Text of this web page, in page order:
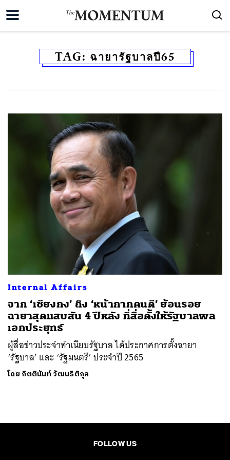
TAG: ฉายารัฐบาลปี65
Internal Affairs
จาก ‘เชียงกง’ ถึง ‘หน้ากากคนดี’ ย้อนรอย
ฉายาสุดแสบสัน 4 ปีหลัง ที่สื่อตั้งให้รัฐบาลพล
เอกประยุทธ์
ผู้สื่อข่าวประจำทำเนียบรัฐบาล ได้ประกาศการตั้งฉายา
‘รัฐบาล’ และ ‘รัฐมนตรี’ ประจำปี 2565
โดย กิตตินันท์ วัฒนธิติกุล
FOLLOW US
SHARE TWEET LINE EMAIL